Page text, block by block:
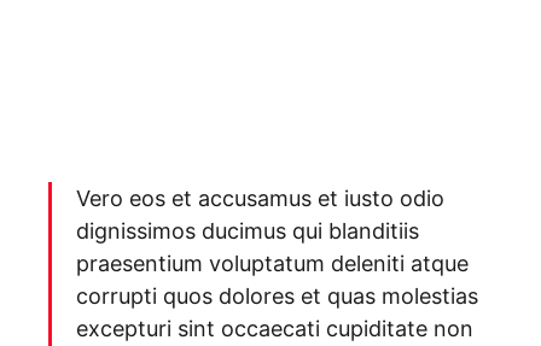
Vero eos et accusamus et iusto odio
dignissimos ducimus qui blanditiis
praesentium voluptatum deleniti atque
corrupti quos dolores et quas molestias
excepturi sint occaecati cupiditate non